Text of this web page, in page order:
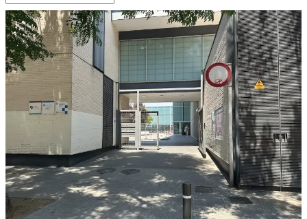
Sense resultats
Veure tots els resultats
Sense resultats
Veure tots els resultats